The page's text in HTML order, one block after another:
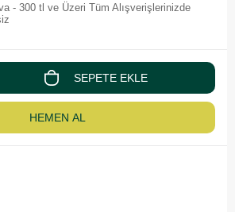
- 300 tl ve Üzeri Tüm Alışverişlerinizde